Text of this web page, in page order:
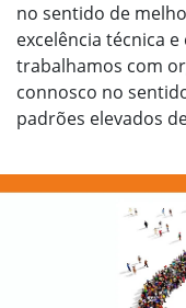
no sentido de
excelência técnica
trabalhamos com
connosco no
padrões elevados